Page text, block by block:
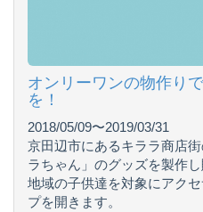
オンリーワンの物作り
を！
2018/05/09〜2019/03/31
京田辺市にあるキララ商店
ラちゃん」のグッズを製作
地域の子供達を対象にアク
プを開きます。